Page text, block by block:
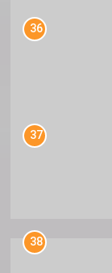
36
37
38